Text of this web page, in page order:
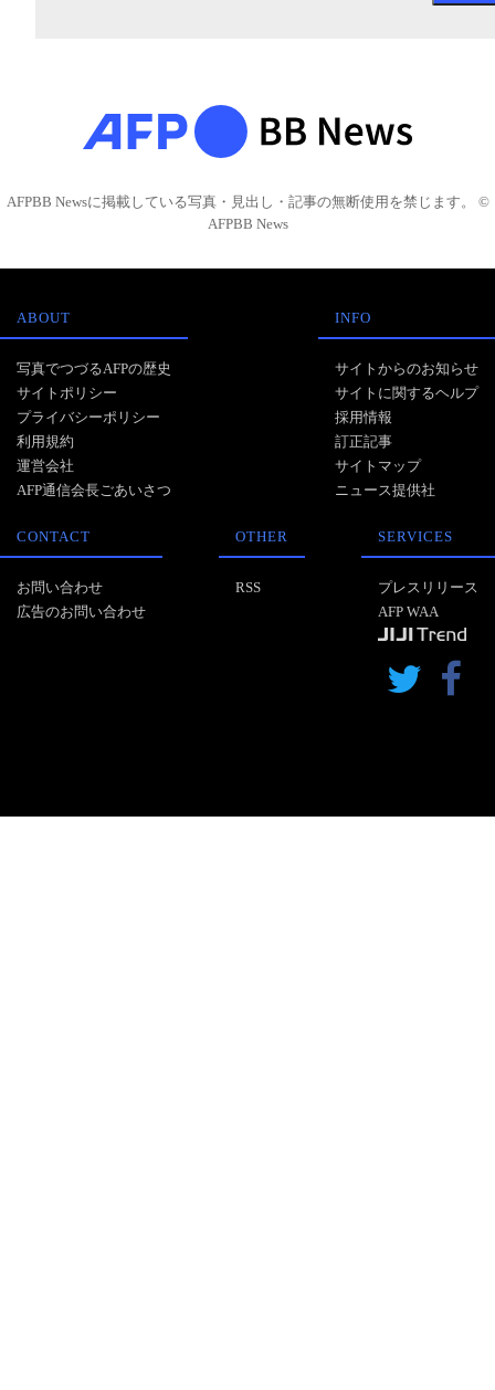
AFPBB Newsに掲載している写真・見出し・記事の無断使用を禁じます。 ©
AFPBB News
ABOUT
写真でつづるAFPの歴史
サイトポリシー
プライバシーポリシー
利用規約
運営会社
AFP通信会長ごあいさつ
INFO
サイトからのお知らせ
サイトに関するヘルプ
採用情報
訂正記事
サイトマップ
ニュース提供社
CONTACT
お問い合わせ
広告のお問い合わせ
OTHER
RSS
SERVICES
プレスリリース
AFP WAA